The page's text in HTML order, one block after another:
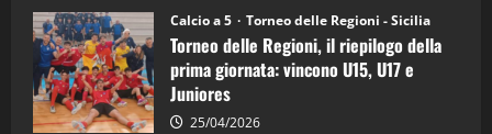
Juniores
è
vicecampione
d’Italia
Calcio a 5 Torneo delle Regioni - Sicilia
Torneo delle Regioni, il riepilogo della
prima giornata: vincono U15, U17 e
Juniores
25/04/2026